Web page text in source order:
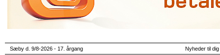
Sæby d. 9/8-2026 - 17. årgang Nyheder til